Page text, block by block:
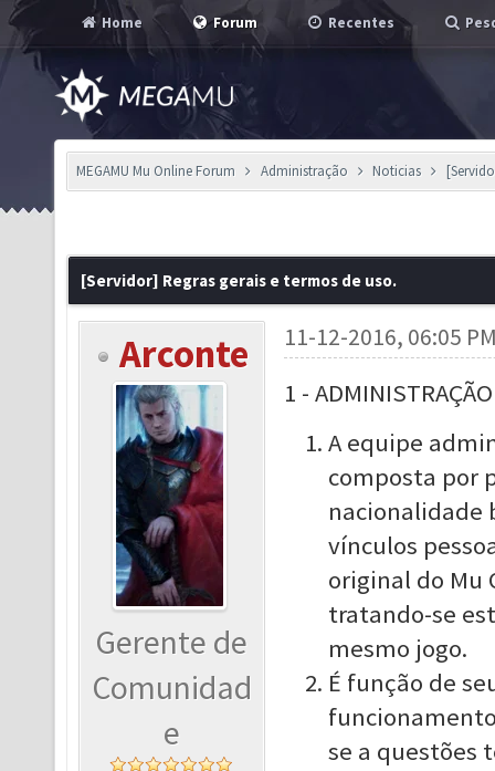
Home Forum Recentes
MEGAMU Mu Online Forum Administração Noticias
[Servidor] Regras gerais e termos de uso.
Arconte
Gerente de
Comunidad
e
11-12-2016, 06:05
1 -
A equipe
composta por
nacionalidade
vínculos
original do Mu
tratando-se
mesmo jogo.
É função de
se a questões